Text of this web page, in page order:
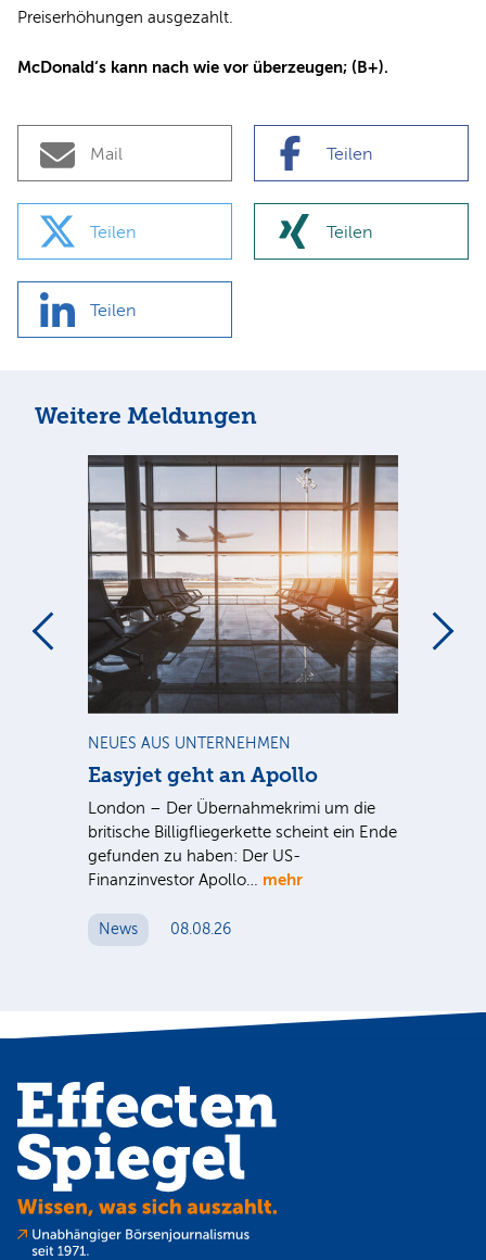
Preiserhöhungen ausgezahlt.
McDonald‘s kann nach wie vor überzeugen; (B+).
Mail Teilen
Teilen Teilen
Teilen
Weitere Meldungen
NEUES AUS UNTERNEHMEN
Easyjet geht an Apollo
London – Der Übernahmekrimi um die
britische Billigfliegerkette scheint ein Ende
gefunden zu haben: Der US-
Finanzinvestor Apollo… mehr
News 08.08.26